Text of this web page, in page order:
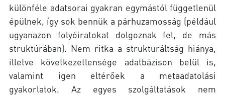
különféle adatsorai gyakran egymástól függetlenül
épülnek, így sok bennük a párhuzamosság (például
ugyanazon folyóiratokat dolgoznak fel, de más
struktúrában). Nem ritka a strukturáltság hiánya,
illetve következetlensége adatbázison belül is,
valamint igen eltérőek a metaadatolási
gyakorlatok. Az egyes szolgáltatások nem